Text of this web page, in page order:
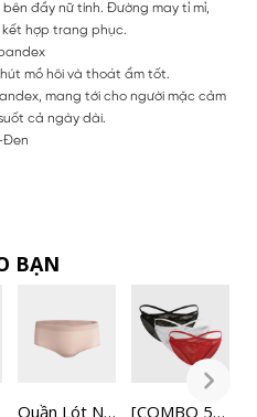
đầy nữ tính. Đường may tỉ mỉ,
hợp trang phục.
hút mồ hôi và thoát ẩm tốt.
mang tới cho người mặc cảm
cả ngày dài.
Đen
BẠN
Quần Lót Nữ
[COMBO 5]